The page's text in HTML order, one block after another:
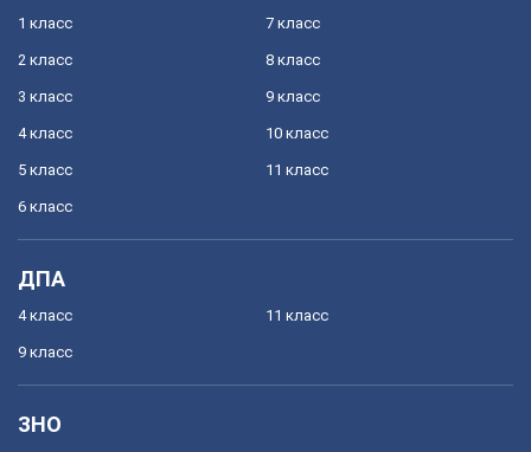
1 класс
2 класс
3 класс
4 класс
5 класс
6 класс
7 класс
8 класс
9 класс
10 класс
11 класс
ДПА
4 класс
9 класс
11 класс
ЗНО